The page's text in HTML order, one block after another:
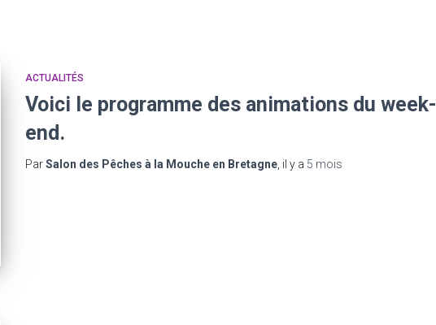
ACTUALITÉS
Voici le programme des animations du week-
end.
ParSalon des Pêches à la Mouche en Bretagne, il y a 5 mois